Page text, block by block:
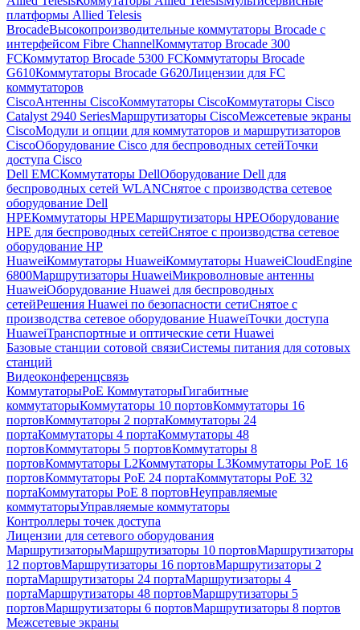
платформы Allied Telesis
BrocadeВысокопроизводительные коммутаторы Brocade с
интерфейсом Fibre ChannelКоммутатор Brocade 300
FCКоммутатор Brocade 5300 FCКоммутаторы Brocade
G610Коммутаторы Brocade G620Лицензии для FC
коммутаторов
CiscoАнтенны CiscoКоммутаторы CiscoКоммутаторы Cisco
Catalyst 2940 SeriesМаршрутизаторы CiscoМежсетевые экраны
CiscoМодули и опции для коммутаторов и маршрутизаторов
CiscoОборудование Cisco для беспроводных сетейТочки
доступа Cisco
Dell EMCКоммутаторы DellОборудование Dell для
беспроводных сетей WLANСнятое с производства сетевое
оборудование Dell
HPEКоммутаторы HPEМаршрутизаторы HPEОборудование
HPE для беспроводных сетейСнятое с производства сетевое
оборудование HP
HuaweiКоммутаторы HuaweiКоммутаторы HuaweiCloudEngine
6800Маршрутизаторы HuaweiМикроволновые антенны
HuaweiОборудование Huawei для беспроводных
сетейРешения Huawei по безопасности сетиСнятое с
производства сетевое оборудование HuaweiТочки доступа
HuaweiТранспортные и оптические сети Huawei
Базовые станции сотовой связиСистемы питания для сотовых
станций
Видеоконференцсвязь
КоммутаторыPoE КоммутаторыГигабитные
коммутаторыКоммутаторы 10 портовКоммутаторы 16
портовКоммутаторы 2 портаКоммутаторы 24
портаКоммутаторы 4 портаКоммутаторы 48
портовКоммутаторы 5 портовКоммутаторы 8
портовКоммутаторы L2Коммутаторы L3Коммутаторы PoE 16
портовКоммутаторы PoE 24 портаКоммутаторы PoE 32
портаКоммутаторы PoE 8 портовНеуправляемые
коммутаторыУправляемые коммутаторы
Контроллеры точек доступа
Лицензии для сетевого оборудования
МаршрутизаторыМаршрутизаторы 10 портовМаршрутизаторы
12 портовМаршрутизаторы 16 портовМаршрутизаторы 2
портаМаршрутизаторы 24 портаМаршрутизаторы 4
портаМаршрутизаторы 48 портовМаршрутизаторы 5
портовМаршрутизаторы 6 портовМаршрутизаторы 8 портов
Межсетевые экраны